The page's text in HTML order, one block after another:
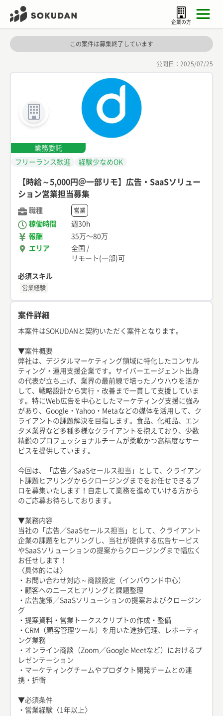
企業の方
この案件は募集終了しています
公開日： 2025/07/25
業務委託
フリーランス歓迎
経験少なめOK
【時給～5,000円＠一部リモ】広告・SaaSソリュー
ション営業担当募集
職種 営業
稼働時間
週30h
報酬
35万〜80万
エリア
全国 /
リモート(一部)可
必須スキル
営業経験
案件詳細
本案件はSOKUDANと契約いただく案件となります。
▼案件概要
弊社は、デジタルマーケティング領域に特化したコンサル
ティング・運用支援企業です。サイバーエージェント出身
の代表が立ち上げ、業界の最前線で培ったノウハウを活か
して、戦略設計から実行・改善まで一貫して支援していま
す。特にWeb広告を中心としたマーケティング支援に強み
があり、Google・Yahoo・Metaなどの媒体を活用して、ク
ライアントの課題解決を目指します。食品、化粧品、エン
タメ業界など多種多様なクライアントを抱えており、少数
精鋭のプロフェッショナルチームが柔軟かつ高精度なサー
ビスを提供しています。
今回は、「広告／SaaSセールス担当」として、クライアン
ト課題ヒアリングからクロージングまでをお任せできるプ
ロを募集いたします！自走して業務を進めていける方から
のご応募お待ちしております。
▼業務内容
当社の「広告／SaaSセールス担当」として、クライアント
企業の課題をヒアリングし、当社が提供する広告サービス
やSaaSソリューションの提案からクロージングまで幅広く
お任せします！
〈具体的には〉
・お問い合わせ対応～商談設定（インバウンド中心）
・顧客へのニーズヒアリングと課題整理
・広告施策／SaaSソリューションの提案およびクロージン
グ
・提案資料・営業トークスクリプトの作成・整備
・CRM（顧客管理ツール）を用いた進捗管理、レポーティ
ング業務
・オンライン商談（Zoom／Google Meetなど）におけるプ
レゼンテーション
・マーケティングチームやプロダクト開発チームとの連
携・折衝
▼必須条件
・営業経験〈1年以上〉